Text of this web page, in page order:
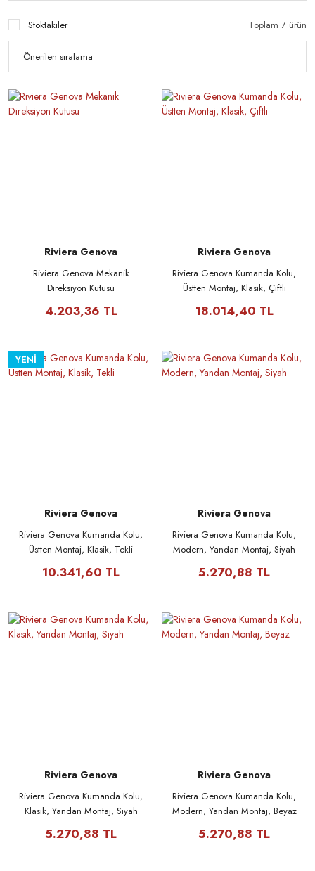
Stoktakiler Toplam 7 ürün
Riviera Genova
Riviera Genova Mekanik
Direksiyon Kutusu
4.203,36 TL
Riviera Genova
Riviera Genova Kumanda Kolu,
Üstten Montaj, Klasik, Çiftli
18.014,40 TL
YENİ
Riviera Genova
Riviera Genova Kumanda Kolu,
Üstten Montaj, Klasik, Tekli
10.341,60 TL
Riviera Genova
Riviera Genova Kumanda Kolu,
Modern, Yandan Montaj, Siyah
5.270,88 TL
Riviera Genova
Riviera Genova Kumanda Kolu,
Klasik, Yandan Montaj, Siyah
5.270,88 TL
Riviera Genova
Riviera Genova Kumanda Kolu,
Modern, Yandan Montaj, Beyaz
5.270,88 TL
Şarj Regülatörleri
Tekne Jeneratörleri
Tente
Şarap Dolabı